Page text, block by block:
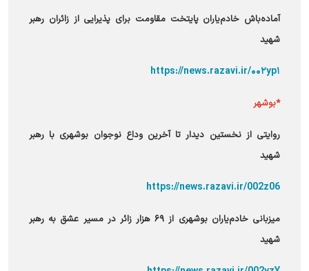
آماده‌باش خادم‌یاران پایتخت مقاومت برای پذیرایی از زائران رهبر
شهید
https://news.razavi.ir/۰۰۲yp۱
*بوشهر
روایتی از نخستین دیدار تا آخرین وداع نوجوان بوشهری با رهبر
شهید
https://news.razavi.ir/002z06
میزبانی خادم‌یاران بوشهری از ۶۹ هزار زائر در مسیر عشق به رهبر
شهید